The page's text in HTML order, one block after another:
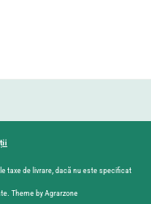
taxe de livrare, dacă nu este specificat
Theme by Agrarzone